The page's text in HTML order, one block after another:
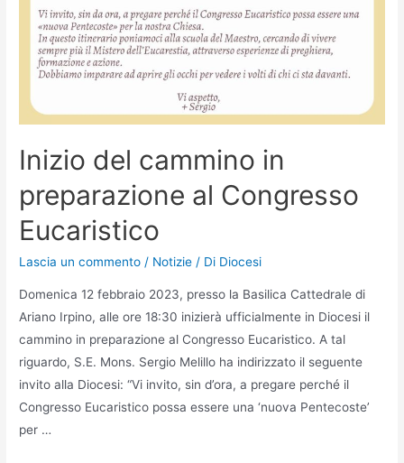
Inizio del cammino in
preparazione al Congresso
Eucaristico
Lascia un commento / Notizie / Di Diocesi
Domenica 12 febbraio 2023, presso la Basilica Cattedrale di
Ariano Irpino, alle ore 18:30 inizierà ufficialmente in Diocesi il
cammino in preparazione al Congresso Eucaristico. A tal
riguardo, S.E. Mons. Sergio Melillo ha indirizzato il seguente
invito alla Diocesi: “Vi invito, sin d’ora, a pregare perché il
Congresso Eucaristico possa essere una ‘nuova Pentecoste’
per …